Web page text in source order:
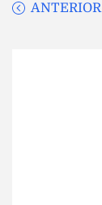
ANTERIOR